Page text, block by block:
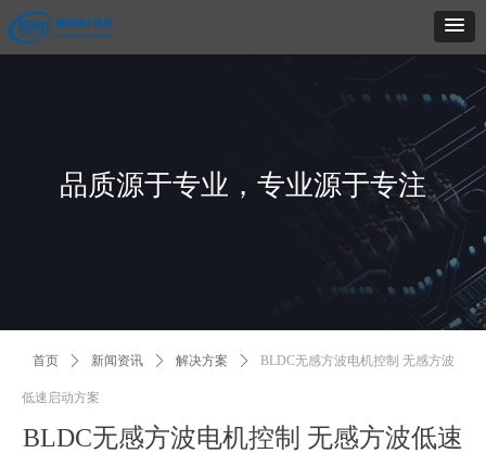
BLDC无感方波电机控制 无感方波低速
首页 ꄲ 新闻资讯 ꄲ 解决方案 ꄲ BLDC无感方波电机控制 无感方波
低速启动方案
品质源于专业，专业源于专注